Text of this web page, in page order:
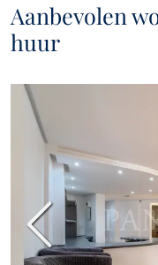
Aanbevolen
huur
Vorige